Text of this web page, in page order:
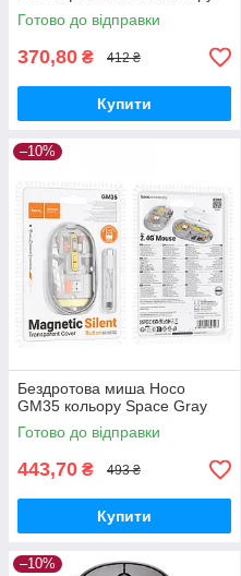
Готово до відправки
370,80 ₴ 412 ₴
Купити
–10%
Бездротова миша Hoco
GM35 кольору Space Gray
Готово до відправки
443,70 ₴ 493 ₴
Купити
–10%